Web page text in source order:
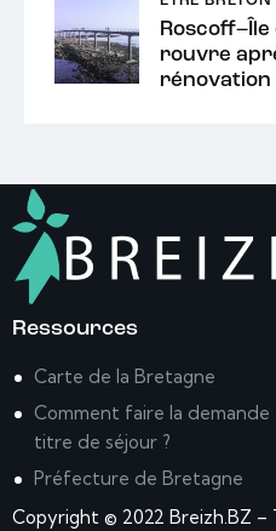
Roscoff–Île
rouvre
rénovation
Ressources
Carte de la Bretagne
Comment faire la
titre de séjour ?
Préfecture de Bretagne
Copyright © 2022 Breizh.BZ –